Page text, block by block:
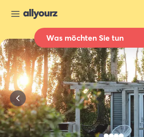
Was möchten Sie tun
Zurück zur Übersicht
Übernachten
Wo
Ganz Zeeland
Wann
Datum auswählen